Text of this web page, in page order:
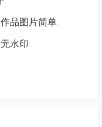
品图片简单
水印